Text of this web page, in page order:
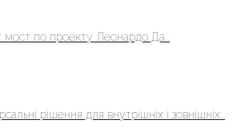
по проекту Леонардо Да...
рішення для внутрішніх і зовнішніх...